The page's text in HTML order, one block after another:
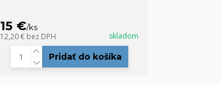
15 €/ks
12,20 € bez DPH skladom
Pridať do košíka